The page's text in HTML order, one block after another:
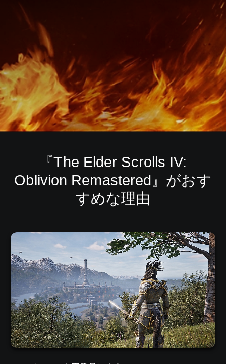
『The Elder Scrolls IV:
Oblivion Remastered』がおす
すめな理由